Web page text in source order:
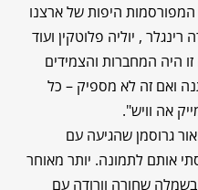
היפות של ארצנו
רינגלר , יוליה פלוטקין ועוד
היה המחברות והצמידים
ואם זה לא מספיק – כל
אה וויש".
גרוסמן שהגיעה עם
אותם לתמונה. יותר מאוחר
שחורה וורודה עם